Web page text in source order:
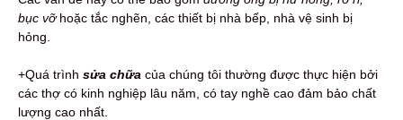
bục vỡhoặc tắc nghẽn, các thiết bị nhà bếp, nhà vệ sinh bị
hỏng.
+Quá trình sửa chữa của chúng tôi thường được thực hiện bởi
các thợ có kinh nghiệp lâu năm, có tay nghề cao đảm bảo chất
lượng cao nhất.